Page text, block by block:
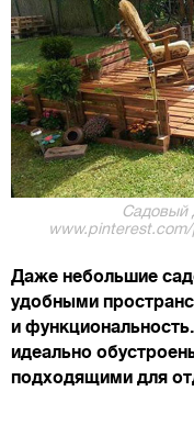
Садовый
Даже небольшие
удобными
и
идеально
подходящими для